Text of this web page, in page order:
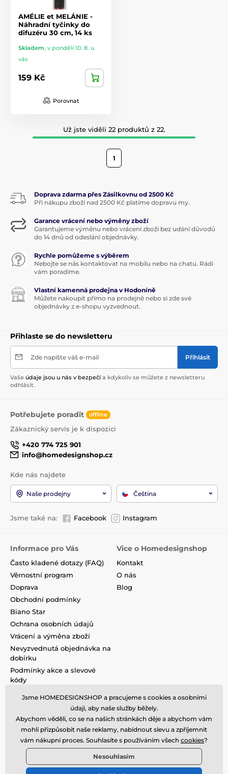
AMÉLIE et MELÁNIE -
Náhradní tyčinky do
difuzéru 30 cm, 14 ks
Skladem, v pondělí 10. 8. u
vás
159 Kč
Porovnat
Už jste viděli 22 produktů z 22.
1
Doprava zdarma přes Zásilkovnu od 2500 Kč
Při nákupu zboží nad 2500 Kč platíme dopravu my.
Garance vrácení nebo výměny zboží
Garantujeme výměnu nebo vrácení zboží bez udání důvodů
do 14 dnů od odeslání objednávky.
Rychle pomůžeme s výběrem
Nebojte se nás kontaktovat na mobilu nebo na chatu. Rádi
vám poradíme.
Vlastní kamenná prodejna v Hodoníně
Můžete nakoupit přímo na prodejně nebo si zde své
objednávky z e-shopu vyzvednout.
Přihlaste se do newsletteru
Zde napište váš e-mail Přihlásit
Vaše údaje jsou u nás v bezpečí a kdykoliv se můžete z newsletteru
odhlásit.
Potřebujete poradit offline
Zákaznický servis je k dispozici
+420 774 725 901
info@homedesignshop.cz
Kde nás najdete
Naše prodejny Čeština
Jsme také na: Facebook Instagram
Informace pro Vás
Často kladené dotazy (FAQ)
Věrnostní program
Doprava
Obchodní podmínky
Biano Star
Ochrana osobních údajů
Vrácení a výměna zboží
Nevyzvednutá objednávka na
dobírku
Podmínky akce a slevové
kódy
Vice o Homedesignshop
Kontakt
O nás
Blog
Jsme HOMEDESIGNSHOP a pracujeme s cookies a osobními
údaji, aby naše služby běžely.
Abychom věděli, co se na našich stránkách děje a abychom vám
mohli přizpůsobit naše reklamy, nabídnout slevu a zpříjemnit
vám nákupní proces. Souhlasíte s používáním všech cookies?
Nesouhlasím